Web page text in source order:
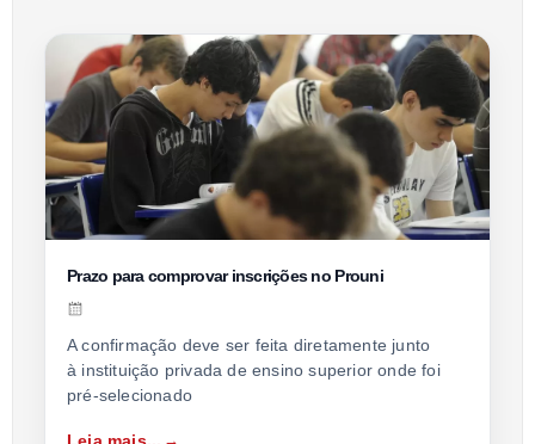
Prazo para comprovar inscrições no Prouni
A confirmação deve ser feita diretamente junto
à instituição privada de ensino superior onde foi
pré-selecionado
Leia mais...